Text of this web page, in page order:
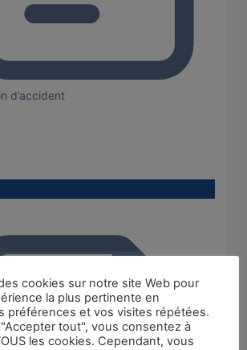
d’accident
cookies sur notre site Web pour
la plus pertinente en
préférences et vos visites répétées.
tout", vous consentez à
les cookies. Cependant, vous